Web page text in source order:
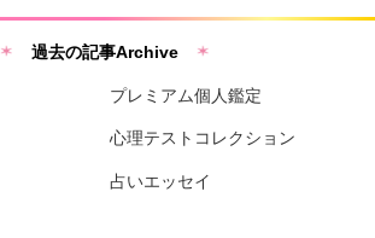
過去の記事Archive
プレミアム個人鑑定
心理テストコレクション
占いエッセイ